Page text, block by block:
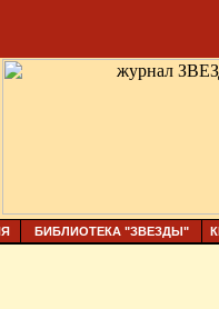
БИБЛИОТЕКА "ЗВЕЗДЫ"